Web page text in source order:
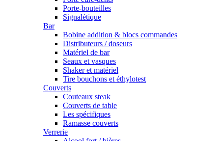
Porte-bouteilles
Signalétique
Bar
Bobine addition & blocs commandes
Distributeurs / doseurs
Matériel de bar
Seaux et vasques
Shaker et matériel
Tire bouchons et éthylotest
Couverts
Couteaux steak
Couverts de table
Les spécifiques
Ramasse couverts
Verrerie